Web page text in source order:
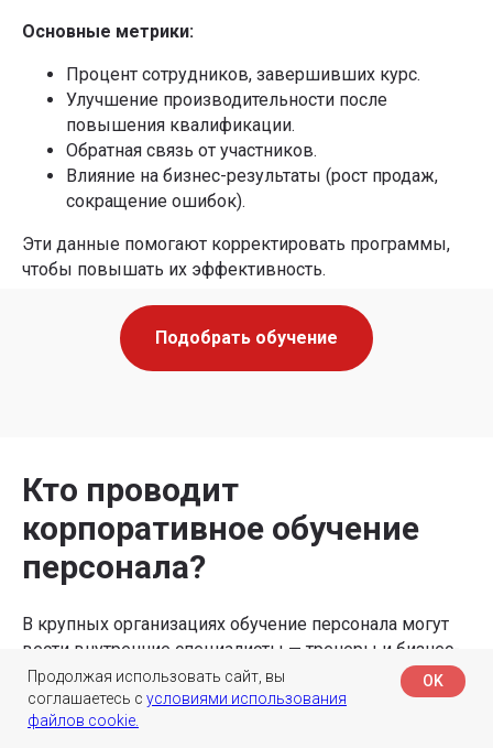
Основные метрики:
Процент сотрудников, завершивших курс.
Улучшение производительности после
повышения квалификации.
Обратная связь от участников.
Влияние на бизнес-результаты (рост продаж,
сокращение ошибок).
Эти данные помогают корректировать программы,
чтобы повышать их эффективность.
Подобрать обучение
Кто проводит
корпоративное обучение
персонала?
В крупных организациях обучение персонала могут
вести внутренние специалисты — тренеры и бизнес-
коучи в рамках корпоративного университета. Они
разрабатывают программы, проводят тренинги,
отслеживают прогресс сотрудников, а также
Продолжая использовать сайт, вы
соглашаетесь с условиями использования
файлов cookie.
OK